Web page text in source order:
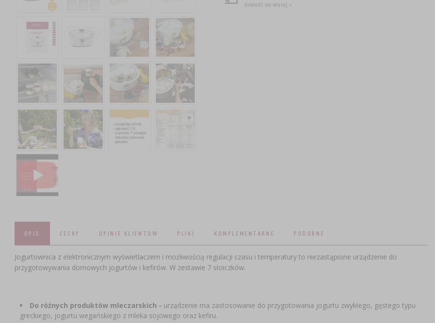
dowiedz się więcej »
OPIS CECHY OPINIE KLIENTÓW PLIKI KOMPLEMENTARNE PODOBNE
Jogurtownica z elektronicznym wyświetlaczem i możliwością regulacji czasu i temperatury to niezastąpione urządzenie do
przygotowywania domowych jogurtów i kefirów. W zestawie 7 słoiczków.
Do różnych produktów mleczarskich - urządzenie ma zastosowanie do przygotowania jogurtu zwykłego, gęstego typu
greckiego, jogurtu wegańskiego z mleka sojowego oraz kefiru.